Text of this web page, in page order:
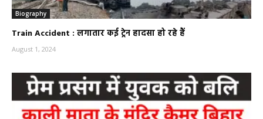
Biography
Train Accident : लगातार कई ट्रेन हादसा हो रहे हैं
August 1, 2024